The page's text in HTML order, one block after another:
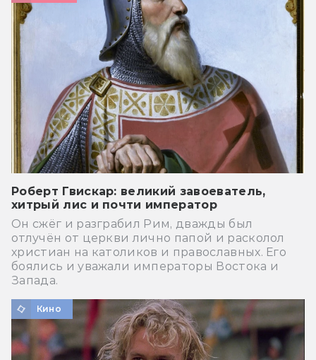
Роберт Гвискар: великий завоеватель,
хитрый лис и почти император
Он сжёг и разграбил Рим, дважды был
отлучён от церкви лично папой и расколол
христиан на католиков и православных. Его
боялись и уважали императоры Востока и
Запада.
Кино